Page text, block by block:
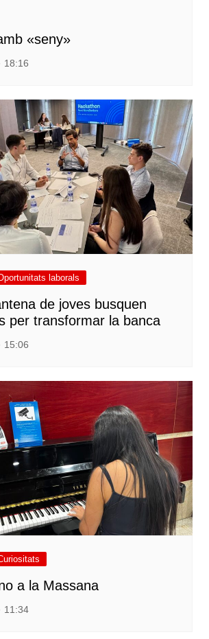
«seny»
18:16
laborals
de joves busquen
per transformar la banca
15:06
a la Massana
11:34